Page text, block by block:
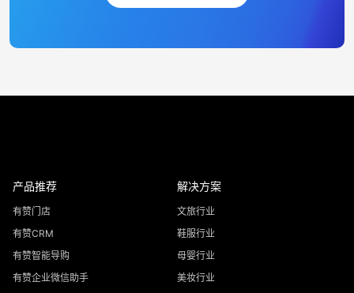
产品推荐
有赞门店
有赞CRM
有赞智能导购
有赞企业微信助手
解决方案
文旅行业
鞋服行业
母婴行业
美妆行业